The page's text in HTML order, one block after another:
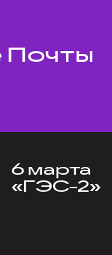
Почты
6 марта
«ГЭС-2»